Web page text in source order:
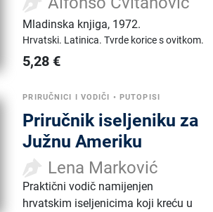
Mladinska knjiga, 1972.
Hrvatski. Latinica.Tvrde korice s ovitkom.
5,28 €
PRIRUČNICI I VODIČI • PUTOPISI
Priručnik iseljeniku za
Južnu Ameriku
Lena Marković
Praktični vodič namijenjen
hrvatskim iseljenicima koji kreću u